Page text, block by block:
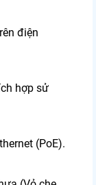
điện
hợp sử
(PoE).